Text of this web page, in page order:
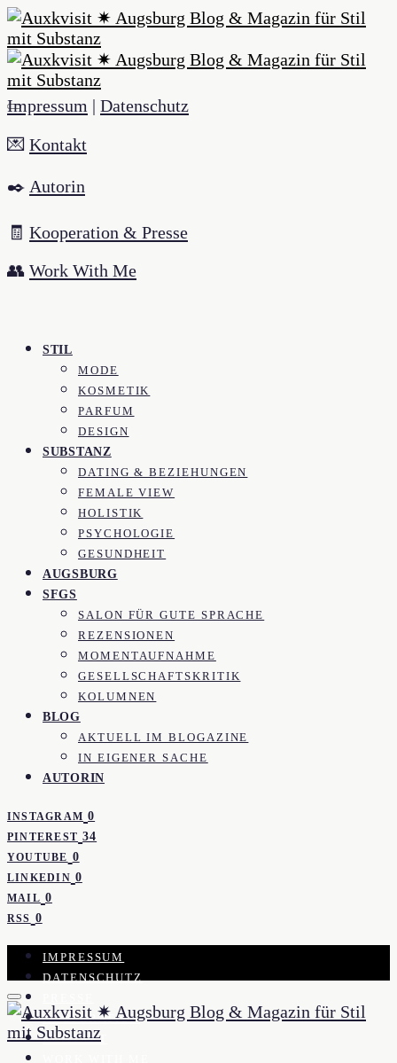
Impressum | Datenschutz
💌 Kontakt
✒️ Autorin
🧾 Kooperation & Presse
👥 Work With Me
STIL
MODE
KOSMETIK
PARFUM
DESIGN
SUBSTANZ
DATING & BEZIEHUNGEN
FEMALE VIEW
HOLISTIK
PSYCHOLOGIE
GESUNDHEIT
AUGSBURG
SFGS
SALON FÜR GUTE SPRACHE
REZENSIONEN
MOMENTAUFNAHME
GESELLSCHAFTSKRITIK
KOLUMNEN
BLOG
AKTUELL IM BLOGAZINE
IN EIGENER SACHE
AUTORIN
INSTAGRAM 0
PINTEREST 34
YOUTUBE 0
LINKEDIN 0
MAIL 0
RSS 0
IMPRESSUM
DATENSCHUTZ
KOOPERATION
KONTAKT